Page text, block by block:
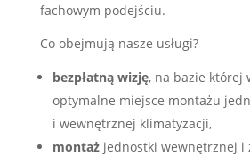
fachowym podejściu.
Co obejmują nasze usługi?
bezpłatną wizję, na bazie której
optymalne miejsce montażu
i wewnętrznej klimatyzacji,
montaż jednostki wewnętrznej i